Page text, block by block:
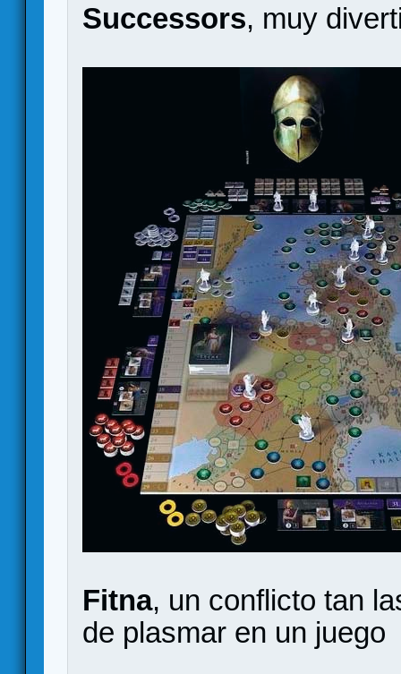
Successors, muy
Fitna, un conflicto tan
de plasmar en un juego